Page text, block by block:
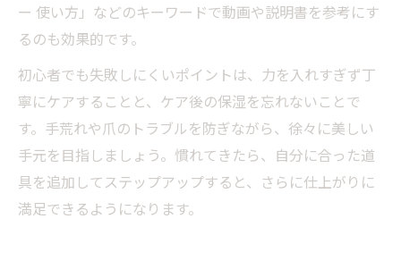
ー 使い方」などのキーワードで動画や説明書を参考にす
るのも効果的です。
初心者でも失敗しにくいポイントは、力を入れすぎず丁
寧にケアすることと、ケア後の保湿を忘れないことで
す。手荒れや爪のトラブルを防ぎながら、徐々に美しい
手元を目指しましょう。慣れてきたら、自分に合った道
具を追加してステップアップすると、さらに仕上がりに
満足できるようになります。